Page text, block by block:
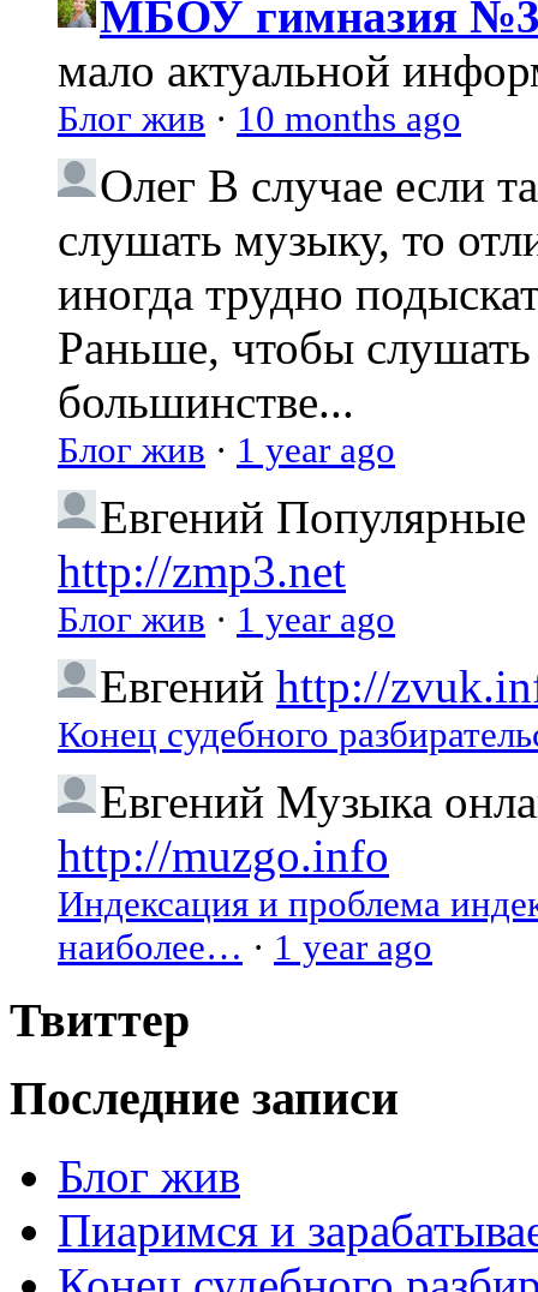
МБОУ гимназия №3
мало актуальной
Блог жив · 10 months ago
Олег В случае если
слушать музыку, то
иногда трудно
Раньше, чтобы слушать
большинстве...
Блог жив · 1 year ago
Евгений Популярные
http://zmp3.net
Блог жив · 1 year ago
Евгений http://
Конец судебного
Евгений Музыка
http://muzgo.info
Индексация и проблема
наиболее… · 1 year ago
Твиттер
Последние записи
Блог жив
Пиаримся и